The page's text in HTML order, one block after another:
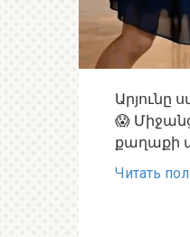
Արյունը
😱
քաղաքի
Читать